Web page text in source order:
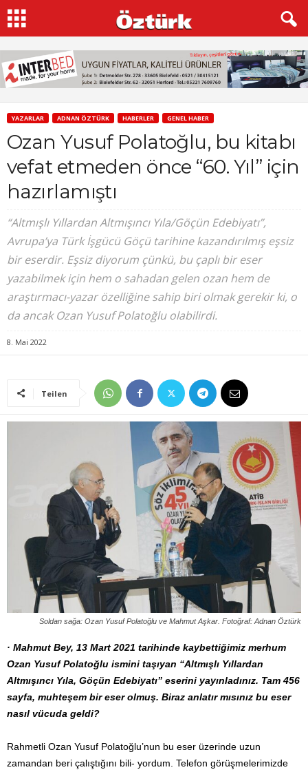
YAZARLAR ADNAN ÖZTÜRK HABERLER GENEL HABER
Ozan Yusuf Polatoğlu, bu kitabı
vefat etmeden önce “60. Yıl” için
hazırlamıştı
“Altmışlı Yıllardan Altmışıncı Yıla/Göçün Edebiyatı”,
Avrupa’ya Türk İşgücü Göçü tarihine kazandırılmış eşsiz
bir eserdir. Eşsiz diyorum çünkü, bu çaplı bir eser
yazabilmek için hem o sahadan gelen ozan hem de
araştırmacı-yazar özelliğine sahip biri olmak gerekir ki, o
da ancak Ozan Yusuf Polatoğlu olabilirdi.
8. Mai 2022
Teilen
Soldan sağa: Ozan Yusuf Polatoğlu ve Mahmut Aşkar. Fotoğraf: Adnan Öztürk
· Mahmut Bey, 13 Mart 2021 tarihinde kaybettiğimiz merhum
Ozan Yusuf Polatoğlu ismini taşıyan “Altmışlı Yıllardan
Altmışıncı Yıla, Göçün Edebiyatı” eserini yayınladınız. Tam 456
sayfa, muhteşem bir eser olmuş. Biraz anlatır mısınız bu eser
nasıl vücuda geldi?
Rahmetli Ozan Yusuf Polatoğlu’nun bu eser üzerinde uzun
zamandan beri çalıştığını bili- yordum. Telefon görüşmelerimizde